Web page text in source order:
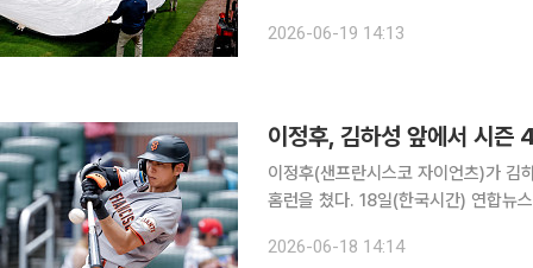
와 애틀랜타의 경기가 열대 폭풍 아서
2026-06-19 14:13
이정후, 김하성 앞에서 시즌
이정후(샌프란시스코 자이언츠)가 김
홈런을 쳤다. 18일(한국시간) 연합뉴스에 따르면 이정후는 이날 미국 조지아주 애틀랜타 트루이스
자 우익수로 선발 출전해 3타수 1안
2026-06-18 14:14